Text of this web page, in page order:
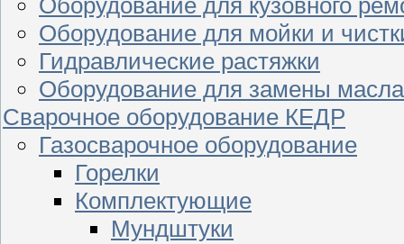
Оборудование для мойки и
Гидравлические растяжки
Оборудование для замены масла
Сварочное оборудование КЕДР
Газосварочное оборудование
Горелки
Комплектующие
Мундштуки